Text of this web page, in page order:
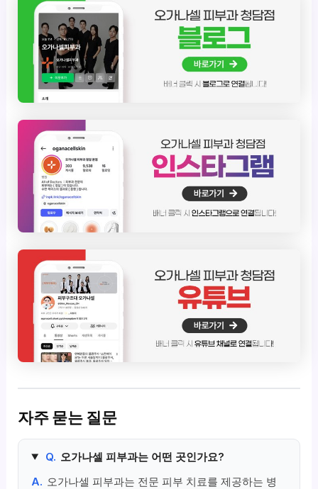
자주 묻는 질문
Q. 오가나셀 피부과는 어떤 곳인가요?
A. 오가나셀 피부과는 전문 피부 치료를 제공하는 병